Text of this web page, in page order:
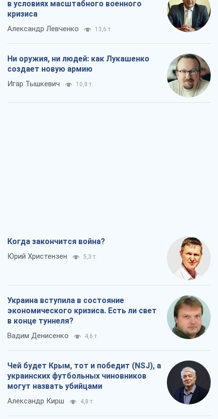
в условиях масштабного военного
кризиса
Александр Левченко 13,6 т.
Ни оружия, ни людей: как Лукашенко
создает новую армию
Игар Тышкевич 10,8 т.
Когда закончится война?
Юрий Христензен 5,3 т.
Украина вступила в состояние
экономического кризиса. Есть ли свет
в конце туннеля?
Вадим Денисенко 4,6 т.
Чей будет Крым, тот и победит (NSJ), а
украинских футбольных чиновников
могут назвать убийцами
Александр Кирш 4,8 т.